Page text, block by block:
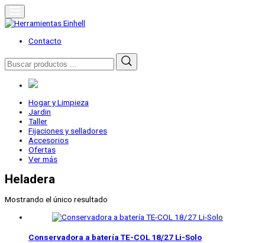
Skip
to
content
Herramientas Einhell
Distribuidor Oficial
Contacto
Buscar
por:
Hogar y Limpieza
Jardin
Taller
Fijaciones y selladores
Accesorios
Ofertas
Ver más
Heladera
Mostrando el único resultado
Conservadora a batería TE-COL 18/27 Li-Solo